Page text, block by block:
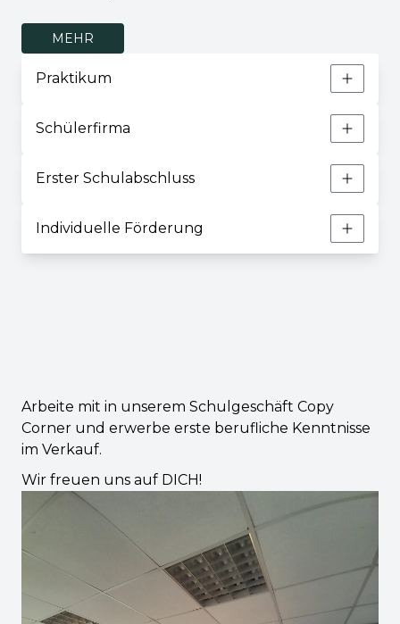
MEHR
Praktikum
Schülerfirma
Erster Schulabschluss
Individuelle Förderung
Arbeite mit in unserem Schulgeschäft Copy
Corner und erwerbe erste berufliche Kenntnisse
im Verkauf.
Wir freuen uns auf DICH!